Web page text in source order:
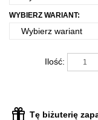
WYBIERZ WARIANT:
Ilość:
Tę biżuterię